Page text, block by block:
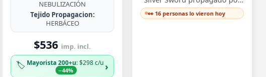
NEBULIZACIÓN
Tejido Propagacion:
HERBÁCEO
$536 imp. incl.
🏷️ Mayorista 200+u: $298 c/u
−44% ›
esqueje ya enraizado, con
hojas lanceoladas de un
👀 16 personas lo vieron hoy